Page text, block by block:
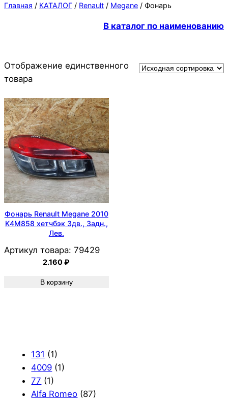
Главная / КАТАЛОГ / Renault / Megane / Фонарь
В каталог по наименованию
Отображение единственного
товара
Фонарь Renault Megane 2010
K4M858 хетчбэк 3дв., Задн.,
Лев.
Артикул товара: 79429
2.160₽
В корзину
131 (1)
4009 (1)
77 (1)
Alfa Romeo (87)